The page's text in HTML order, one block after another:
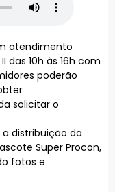
atendimento
das 10h às 16h com
poderão
solicitar o
distribuição da
Super Procon,
fotos e